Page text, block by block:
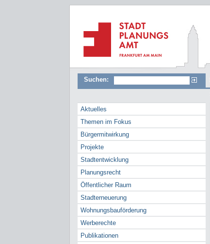
Suchen:
Aktuelles
Themen im Fokus
Bürgermitwirkung
Projekte
Stadtentwicklung
Planungsrecht
Öffentlicher Raum
Stadterneuerung
Wohnungsbauförderung
Werberechte
Publikationen